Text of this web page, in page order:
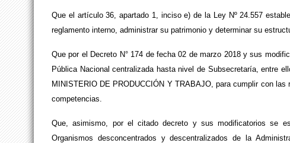
Que el artículo 36, apartado 1, inciso e) de la Ley Nº 24.557
reglamento interno, administrar su patrimonio y determinar su
Que por el Decreto N° 174 de fecha 02 de marzo 2018 y sus
Pública Nacional centralizada hasta nivel de Subsecretaría, entre
MINISTERIO DE PRODUCCIÓN Y TRABAJO, para cumplir con
competencias.
Que, asimismo, por el citado decreto y sus modificatorios se
Organismos desconcentrados y descentralizados de la